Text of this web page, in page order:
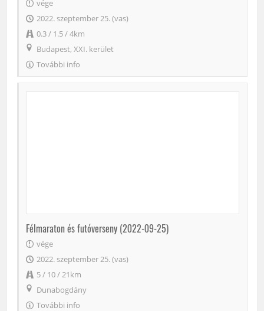
vége
2022. szeptember 25. (vas)
0.3 / 1.5 / 4km
Budapest, XXI. kerület
További info
Félmaraton és futóverseny (2022-09-25)
vége
2022. szeptember 25. (vas)
5 / 10 / 21km
Dunabogdány
További info